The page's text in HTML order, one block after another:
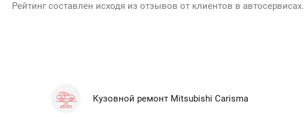
Рейтинг составлен исходя из отзывов от клиентов в автосервисах.
Кузовной ремонт Mitsubishi Carisma